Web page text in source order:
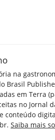
na
Brasil
em Terra
no Jornal
conteúdo
Saiba mais